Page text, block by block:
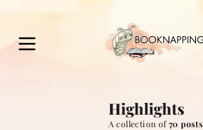
Highlights
A collection of70 posts